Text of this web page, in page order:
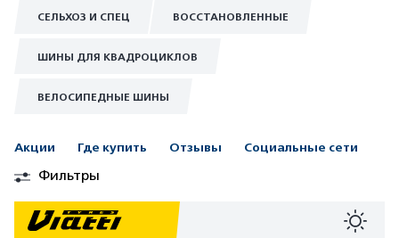
СЕЛЬХОЗ И СПЕЦ ВОССТАНОВЛЕННЫЕ
ШИНЫ ДЛЯ КВАДРОЦИКЛОВ
ВЕЛОСИПЕДНЫЕ ШИНЫ
Акции Где купить Отзывы Социальные сети
Фильтры